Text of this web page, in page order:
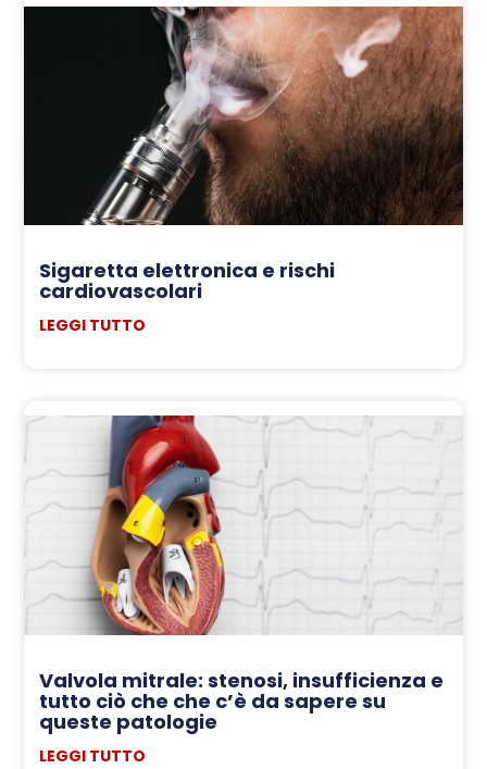
Sigaretta elettronica e rischi
cardiovascolari
LEGGI TUTTO
Valvola mitrale: stenosi, insufficienza e
tutto ciò che che c’è da sapere su
queste patologie
LEGGI TUTTO